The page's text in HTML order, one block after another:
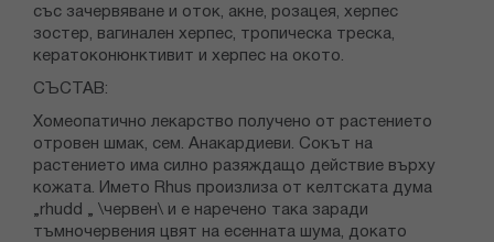
със зачервяване и оток, акне, розацея, херпес
зостер, вагинален херпес, тропическа треска,
кератоконюнктивит и херпес на окото.
СЪСТАВ:
Хомеопатично лекарство получено от растението
отровен шмак, сем. Анакардиеви. Сокът на
растението има силно разяждащо действие върху
кожата. Името Rhus произлиза от келтската дума
„rhudd „ \червен\ и е наречено така заради
тъмночервения цвят на есенната шума, докато